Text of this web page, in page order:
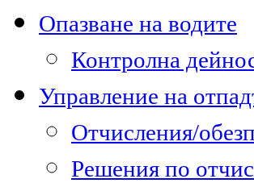
Опазване на водите
Контролна
Управление на
Отчисления/
Решения по